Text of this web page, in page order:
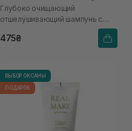
Exfoliating Scalp Shampoo
100 мл
Глубоко очищающий
отшелушивающий шампунь с
475₴
ВЫБОР ОКСАНЫ
ПОДАРОК